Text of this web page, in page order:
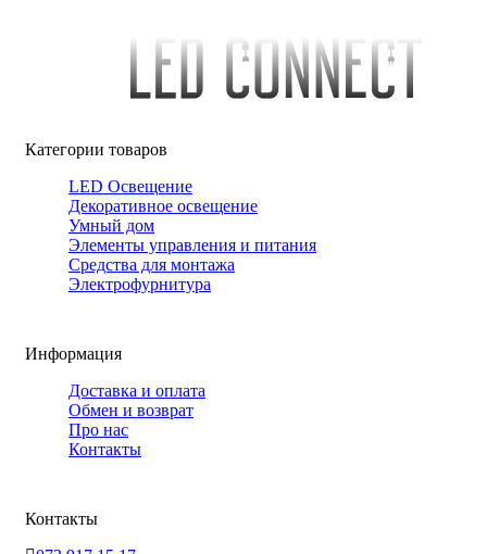
Категории товаров
LED Освещение
Декоративное освещение
Умный дом
Элементы управления и питания
Средства для монтажа
Электрофурнитура
Информация
Доставка и оплата
Обмен и возврат
Про нас
Контакты
Контакты